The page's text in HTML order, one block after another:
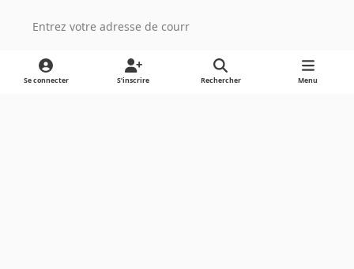
Ajouter un commentaire…
Se connecter S’inscrire Rechercher Menu